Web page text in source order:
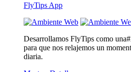
FlyTips App
Desarrollamos FlyTips como
para que nos relajemos un
diaria.